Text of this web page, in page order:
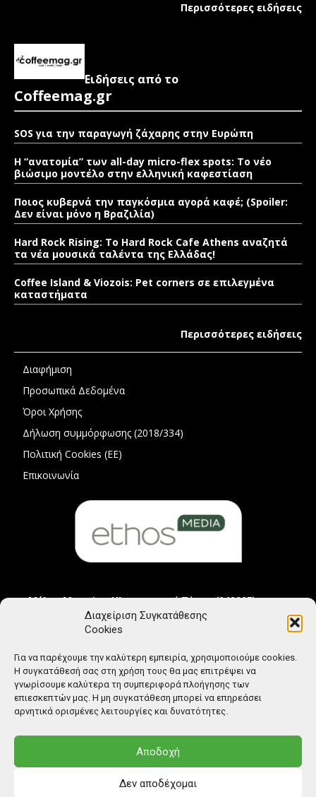
Διαχείριση Συγκατάθεσης
Cookies
Για να παρέχουμε την καλύτερη εμπειρία, χρησιμοποιούμε cookies.
Η συγκατάθεσή σας στη χρήση τους θα μας επιτρέψει να
γνωρίσουμε καλύτερα τη συμπεριφορά πλοήγησης των
επιεσκεπτών μας. Η μη συγκατάθεση μπορεί να επηρεάσει
αρνητικά ορισμένες λειτουργίες και δυνατότητες.
Αποδοχή
Δεν αποδέχομαι
Περισσότερες ειδήσεις
Ειδήσεις από το
Coffeemag.gr
SOS για την παραγωγή ζάχαρης στην Ευρώπη
Η “ανατομία” των all-day micro-flex spots: Το νέο
βιώσιμο μοντέλο στην ελληνική καφεστίαση
Ποιος κυβερνά την παγκόσμια αγορά καφέ; (Spoiler:
Δεν είναι μόνο η Βραζιλία)
Hard Rock Rising: Το Hard Rock Cafe Athens αναζητά
τα νέα μουσικά ταλέντα της Ελλάδας!
Coffee Island & Viozois: Pet corners σε επιλεγμένα
καταστήματα
Περισσότερες ειδήσεις
Διαφήμιση
Προσωπικά Δεδομένα
Όροι Χρήσης
Δήλωση συμμόρφωσης (2018/334)
Πολιτική Cookies (ΕΕ)
Επικοινωνία
Μέλος Μητρώου Ηλεκτρονικού Τύπου (242225)